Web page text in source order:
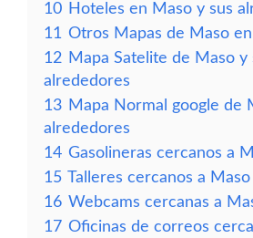
10 Hoteles en Maso y sus
11 Otros Mapas de Maso
12 Mapa Satelite de Maso y
alrededores
13 Mapa Normal google de
alrededores
14 Gasolineras cercanos a
15 Talleres cercanos a
16 Webcams cercanas a
17 Oficinas de correos